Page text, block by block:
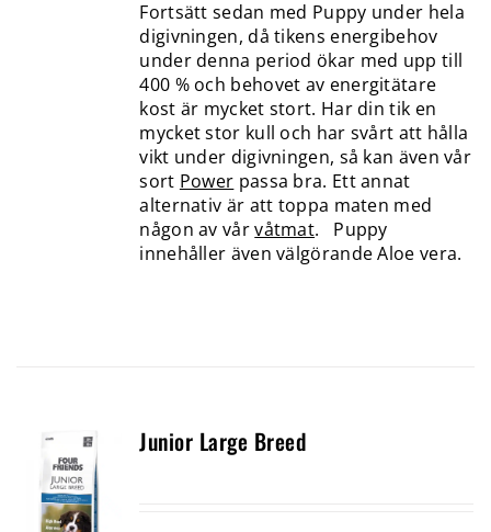
Fortsätt sedan med Puppy under hela
digivningen, då tikens energibehov
under denna period ökar med upp till
400 % och behovet av energitätare
kost är mycket stort. Har din tik en
mycket stor kull och har svårt att hålla
vikt under digivningen, så kan även vår
sort Power passa bra. Ett annat
alternativ är att toppa maten med
någon av vårvåtmat. Puppy
innehåller även välgörande Aloe vera.
Junior Large Breed